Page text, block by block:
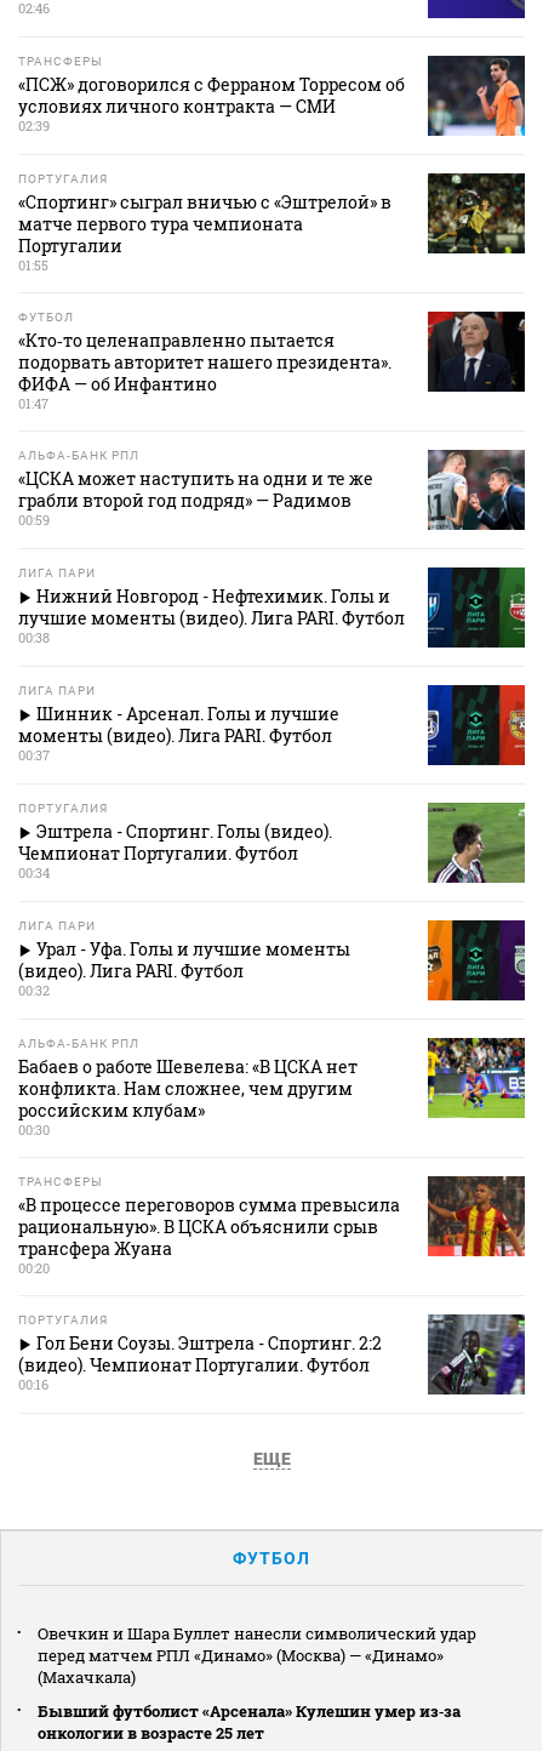
02:46
ТРАНСФЕРЫ
«ПСЖ» договорился с Ферраном Торресом об
условиях личного контракта — СМИ
02:39
ПОРТУГАЛИЯ
«Спортинг» сыграл вничью с «Эштрелой» в
матче первого тура чемпионата
Португалии
01:55
ФУТБОЛ
«Кто‑то целенаправленно пытается
подорвать авторитет нашего президента».
ФИФА — об Инфантино
01:47
АЛЬФА-БАНК РПЛ
«ЦСКА может наступить на одни и те же
грабли второй год подряд» — Радимов
00:59
ЛИГА ПАРИ
Нижний Новгород - Нефтехимик. Голы и
лучшие моменты (видео). Лига PARI. Футбол
00:38
ЛИГА ПАРИ
Шинник - Арсенал. Голы и лучшие
моменты (видео). Лига PARI. Футбол
00:37
ПОРТУГАЛИЯ
Эштрела - Спортинг. Голы (видео).
Чемпионат Португалии. Футбол
00:34
ЛИГА ПАРИ
Урал - Уфа. Голы и лучшие моменты
(видео). Лига PARI. Футбол
00:32
АЛЬФА-БАНК РПЛ
Бабаев о работе Шевелева: «В ЦСКА нет
конфликта. Нам сложнее, чем другим
российским клубам»
00:30
ТРАНСФЕРЫ
«В процессе переговоров сумма превысила
рациональную». В ЦСКА объяснили срыв
трансфера Жуана
00:20
ПОРТУГАЛИЯ
Гол Бени Соузы. Эштрела - Спортинг. 2:2
(видео). Чемпионат Португалии. Футбол
00:16
ЕЩЕ
ФУТБОЛ
Овечкин и Шара Буллет нанесли символический удар
перед матчем РПЛ «Динамо» (Москва) — «Динамо»
(Махачкала)
Бывший футболист «Арсенала» Кулешин умер из‑за
онкологии в возрасте 25 лет